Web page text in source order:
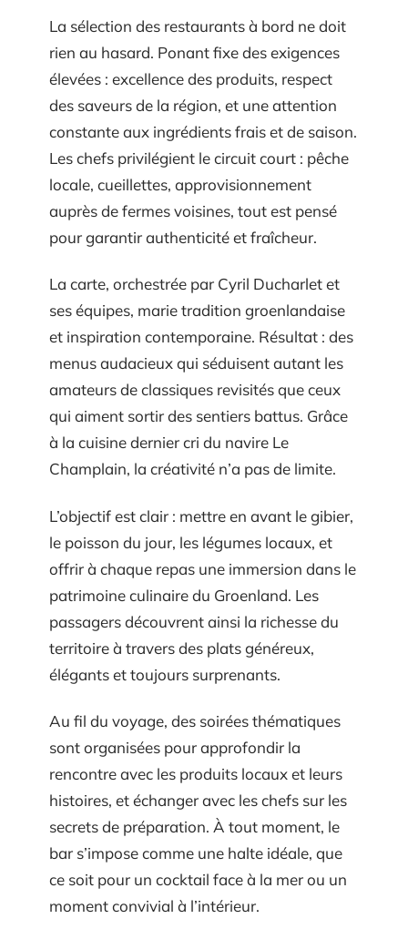
La sélection des restaurants à bord ne doit
rien au hasard. Ponant fixe des exigences
élevées : excellence des produits, respect
des saveurs de la région, et une attention
constante aux ingrédients frais et de saison.
Les chefs privilégient le circuit court : pêche
locale, cueillettes, approvisionnement
auprès de fermes voisines, tout est pensé
pour garantir authenticité et fraîcheur.
La carte, orchestrée par Cyril Ducharlet et
ses équipes, marie tradition groenlandaise
et inspiration contemporaine. Résultat : des
menus audacieux qui séduisent autant les
amateurs de classiques revisités que ceux
qui aiment sortir des sentiers battus. Grâce
à la cuisine dernier cri du navire Le
Champlain, la créativité n’a pas de limite.
L’objectif est clair : mettre en avant le gibier,
le poisson du jour, les légumes locaux, et
offrir à chaque repas une immersion dans le
patrimoine culinaire du Groenland. Les
passagers découvrent ainsi la richesse du
territoire à travers des plats généreux,
élégants et toujours surprenants.
Au fil du voyage, des soirées thématiques
sont organisées pour approfondir la
rencontre avec les produits locaux et leurs
histoires, et échanger avec les chefs sur les
secrets de préparation. À tout moment, le
bar s’impose comme une halte idéale, que
ce soit pour un cocktail face à la mer ou un
moment convivial à l’intérieur.